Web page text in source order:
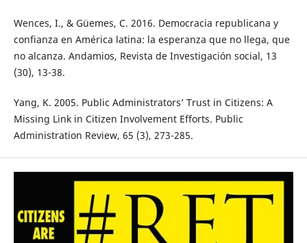
Wences, I., & Güemes, C. 2016. Democracia republicana y
confianza en América latina: la esperanza que no llega, que
no alcanza. Andamios, Revista de Investigación social, 13
(30), 13-38.
Yang, K. 2005. Public Administrators’ Trust in Citizens: A
Missing Link in Citizen Involvement Efforts. Public
Administration Review, 65 (3), 273-285.